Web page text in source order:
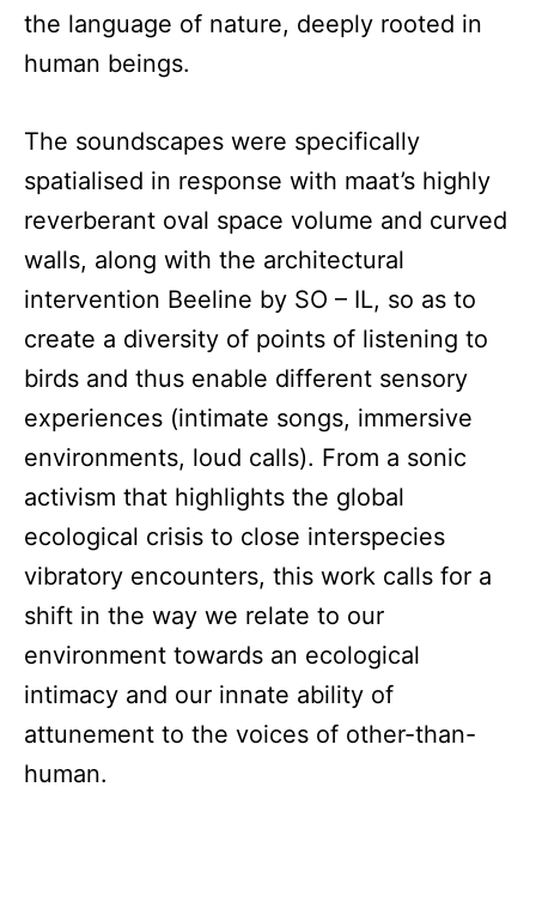
the language of nature, deeply rooted in
human beings.
The soundscapes were specifically
spatialised in response with maat’s highly
reverberant oval space volume and curved
walls, along with the architectural
intervention Beeline by SO – IL, so as to
create a diversity of points of listening to
birds and thus enable different sensory
experiences (intimate songs, immersive
environments, loud calls). From a sonic
activism that highlights the global
ecological crisis to close interspecies
vibratory encounters, this work calls for a
shift in the way we relate to our
environment towards an ecological
intimacy and our innate ability of
attunement to the voices of other-than-
human.